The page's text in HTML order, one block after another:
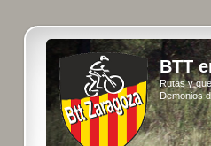
BTT
Rutas y
Demonios